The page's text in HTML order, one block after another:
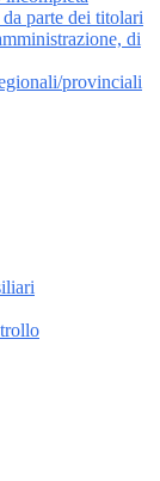
parte dei titolari
di
provinciali